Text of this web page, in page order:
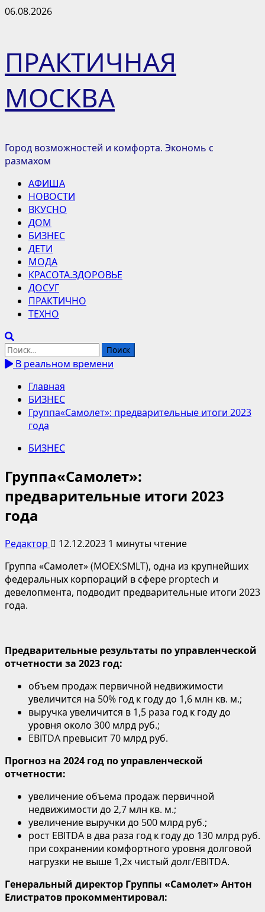
Перейти
06.08.2026
ПРАКТИЧНАЯ
МОСКВА
Город возможностей и комфорта. Экономь с
размахом
Основное
меню
АФИША
НОВОСТИ
ВКУСНО
ДОМ
БИЗНЕС
ДЕТИ
МОДА
КРАСОТА.ЗДОРОВЬЕ
ДОСУГ
ПРАКТИЧНО
ТЕХНО
Найти:
В реальном времени
Главная
БИЗНЕС
Группа«Самолет»: предварительные итоги 2023
года
БИЗНЕС
Группа«Самолет»:
предварительные итоги 2023
года
Редактор 12.12.2023 1 минуты чтение
Группа «Самолет» (MOEX:SMLT), одна из крупнейших
федеральных корпораций в сфере proptech и
девелопмента, подводит предварительные итоги 2023
года.
Предварительные результаты по управленческой
отчетности за 2023 год:
объем продаж первичной недвижимости
увеличится на 50% год к году до 1,6 млн кв. м.;
выручка увеличится в 1,5 раза год к году до
уровня около 300 млрд руб.;
EBITDA превысит 70 млрд руб.
Прогноз на 2024 год по управленческой
отчетности:
увеличение объема продаж первичной
недвижимости до 2,7 млн кв. м.;
увеличение выручки до 500 млрд руб.;
рост EBITDA в два раза год к году до 130 млрд руб.
при сохранении комфортного уровня долговой
нагрузки не выше 1,2x чистый долг/EBITDA.
Генеральный директор Группы «Самолет» Антон
Елистратов прокомментировал: